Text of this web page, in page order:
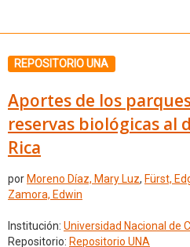
REPOSITORIO UNA
Aportes de los
reservas biológicas al
Rica
por Moreno Díaz, Mary Luz, Fürst,
Zamora, Edwin
Institución: Universidad Nacional de
Repositorio: Repositorio UNA